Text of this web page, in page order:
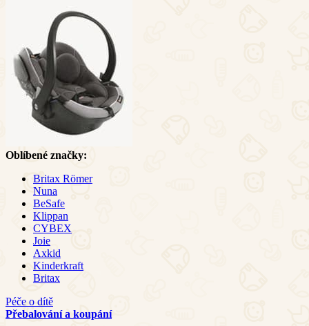
Oblíbené značky:
Britax Römer
Nuna
BeSafe
Klippan
CYBEX
Joie
Axkid
Kinderkraft
Britax
Péče o dítě
Přebalování a koupání